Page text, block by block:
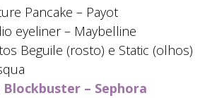
Pancake – Payot
eyeliner – Maybelline
Beguile (rosto) e Static (olhos)
– Sephora